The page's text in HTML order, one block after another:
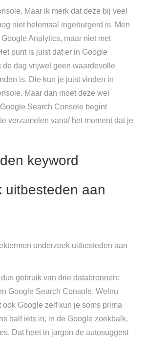
Maar ik merk dat deze bij veel
niet helemaal ingeburgerd is. Men
Analytics, maar niet met
punt is juist dat er in Google
de dag vrijwel geen waardevolle
is. Die kun je juist vinden in
Maar dan moet deze wel
Search Console begint
verzamelen vanaf het moment dat je
keyword
uitbesteden aan
onderzoek uitbesteden aan
gebruik van drie databronnen:
Google Search Console. Welnu
Google zelf kun je soms prima
half iets in, in de Google zoekbalk,
Dat heet in jargon de autosuggest